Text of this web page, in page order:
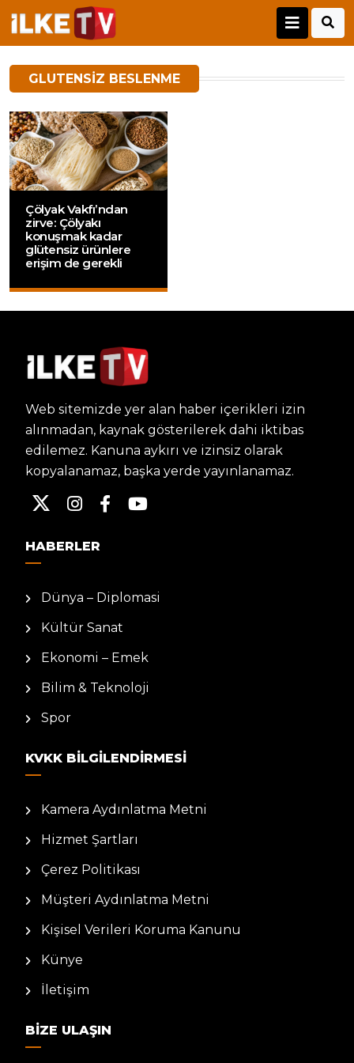
GLUTENSIZ BESLENME
Çölyak Vakfı’ndan
zirve: Çölyakı
konuşmak kadar
glütensiz ürünlere
erişim de gerekli
Web sitemizde yer alan haber içerikleri izin
alınmadan, kaynak gösterilerek dahi iktibas
edilemez. Kanuna aykırı ve izinsiz olarak
kopyalanamaz, başka yerde yayınlanamaz.
HABERLER
Dünya – Diplomasi
Kültür Sanat
Ekonomi – Emek
Bilim & Teknoloji
Spor
KVKK BILGILENDIRMESI
Kamera Aydınlatma Metni
Hizmet Şartları
Çerez Politikası
Müşteri Aydınlatma Metni
Kişisel Verileri Koruma Kanunu
Künye
İletişim
BIZE ULAŞIN